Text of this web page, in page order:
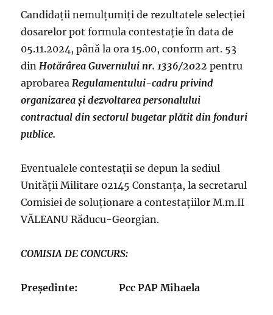
Candidații nemulțumiți de rezultatele selecției
dosarelor pot formula contestație în data de
05.11.2024, până la ora 15.00, conform art. 53
dinHotărârea Guvernului nr. 1336/2022 pentru
aprobareaRegulamentului-cadru privind
organizarea și dezvoltarea personalului
contractual din sectorul bugetar plătit din fonduri
publice.
Eventualele contestații se depun la sediul
Unității Militare 02145 Constanța, la secretarul
Comisiei de soluționare a contestațiilor M.m.II
VĂLEANU Răducu-Georgian.
COMISIA DE CONCURS:
Președinte: Pcc PAP Mihaela